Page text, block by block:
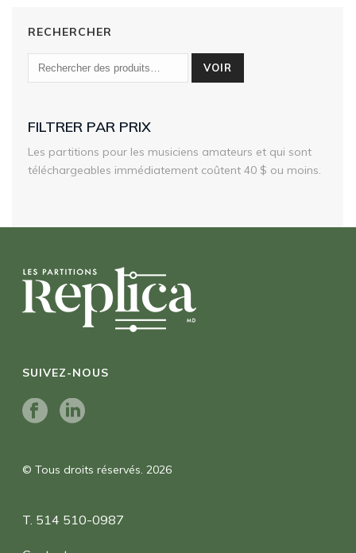
RECHERCHER
VOIR
FILTRER PAR PRIX
Les partitions pour les musiciens amateurs et qui sont
téléchargeables immédiatement coûtent 40 $ ou moins.
SUIVEZ-NOUS
© Tous droits réservés. 2026
T. 514 510-0987